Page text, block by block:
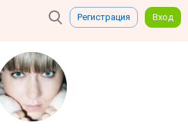
Регистрация Вход